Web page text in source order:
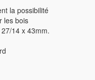
la possibilité
les bois
14 x 43mm.